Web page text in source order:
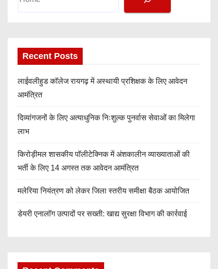
Recent Posts
लाईवलीहुड कॉलेज रायगढ़ में अस्थायी प्रशिक्षक के लिए आवेदन
आमंत्रित
दिव्यांगजनों के लिए अत्याधुनिक निःशुल्क पुनर्वास सेवाओं का मिलेगा
लाभ
किरोड़ीमल शासकीय पॉलीटेक्निक में अंशकालीन व्याख्याताओं की
भर्ती के लिए 14 अगस्त तक आवेदन आमंत्रित
मलेरिया नियंत्रण को लेकर जिला स्तरीय समीक्षा बैठक आयोजित
डेयरी एनालॉग उत्पादों पर सख्ती: खाद्य सुरक्षा विभाग की कार्रवाई